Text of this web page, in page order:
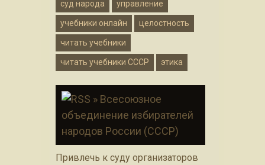
суд народа управление
учебники онлайн целостность
читать учебники
читать учебники СССР этика
» Всесоюзное
объединение избирателей
народов России (СССР)
Привлечь к суду организаторов